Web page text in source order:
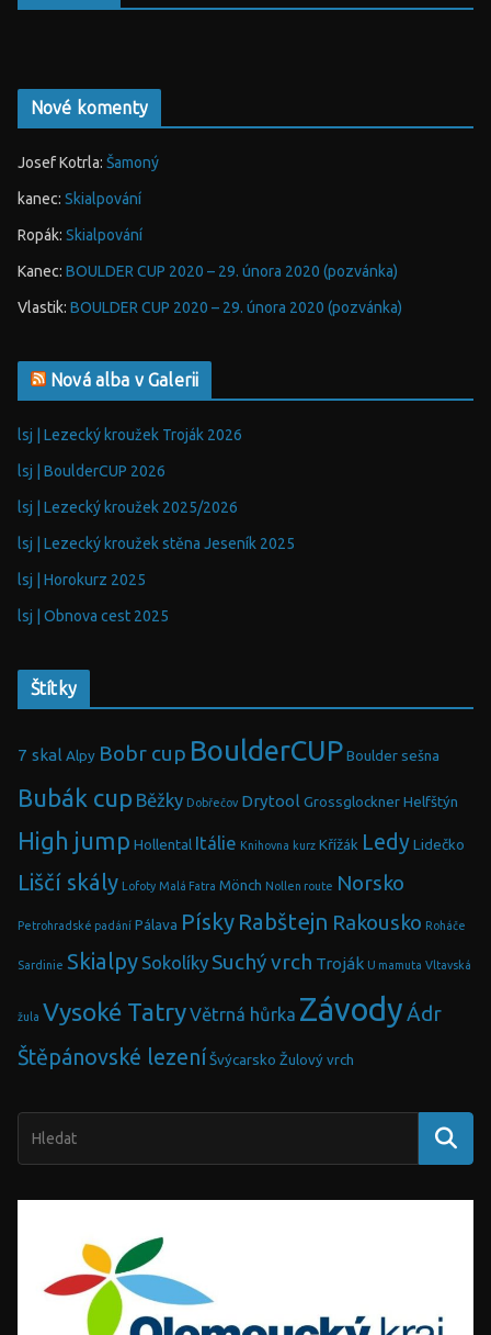
Nové komenty
Josef Kotrla: Šamoný
kanec: Skialpování
Ropák: Skialpování
Kanec: BOULDER CUP 2020 – 29. února 2020 (pozvánka)
Vlastik: BOULDER CUP 2020 – 29. února 2020 (pozvánka)
Nová alba v Galerii
lsj | Lezecký kroužek Troják 2026
lsj | BoulderCUP 2026
lsj | Lezecký kroužek 2025/2026
lsj | Lezecký kroužek stěna Jeseník 2025
lsj | Horokurz 2025
lsj | Obnova cest 2025
Štítky
7 skal Alpy Bobr cup BoulderCUP Boulder sešna
Bubák cup Běžky Dobřečov Drytool Grossglockner Helfštýn
High jump Hollental Itálie Knihovna kurz Křížák Ledy Lidečko
Liščí skály Lofoty Malá Fatra Mönch Nollen route Norsko
Petrohradské padání Pálava Písky Rabštejn Rakousko Roháče
Sardinie Skialpy Sokolíky Suchý vrch Troják U mamuta Vltavská
žula Vysoké TatryVětrná hůrka ZávodyÁdr
Štěpánovské lezení Švýcarsko Žulový vrch